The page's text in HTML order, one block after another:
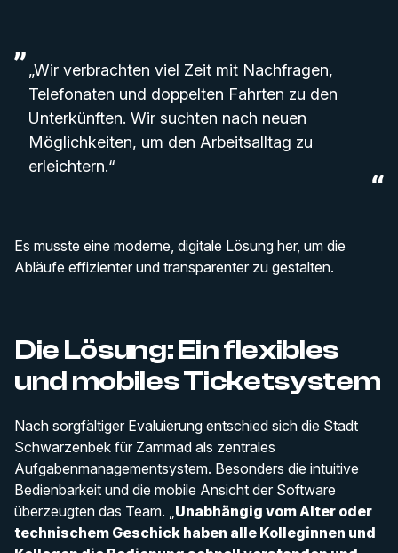
„Wir verbrachten viel Zeit mit Nachfragen,
Telefonaten und doppelten Fahrten zu den
Unterkünften. Wir suchten nach neuen
Möglichkeiten, um den Arbeitsalltag zu
erleichtern.“
Es musste eine moderne, digitale Lösung her, um die
Abläufe effizienter und transparenter zu gestalten.
Die Lösung: Ein flexibles
und mobiles Ticketsystem
Nach sorgfältiger Evaluierung entschied sich die Stadt
Schwarzenbek für Zammad als zentrales
Aufgabenmanagementsystem. Besonders die intuitive
Bedienbarkeit und die mobile Ansicht der Software
überzeugten das Team. „ Unabhängig vom Alter oder
technischem Geschick haben alle Kolleginnen und